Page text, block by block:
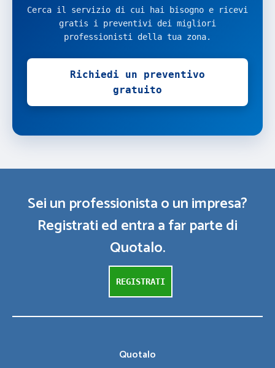
Cerca il servizio di cui hai bisogno e ricevi
gratis i preventivi dei migliori
professionisti della tua zona.
Richiedi un preventivo
gratuito
Sei un professionista o un impresa?
Registrati ed entra a far parte di
Quotalo.
REGISTRATI
Quotalo